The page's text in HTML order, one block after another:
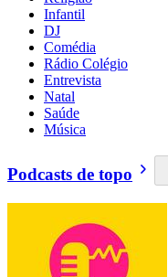
Infantil
DJ
Comédia
Rádio Colégio
Entrevista
Natal
Saúde
Música
Podcasts de topo